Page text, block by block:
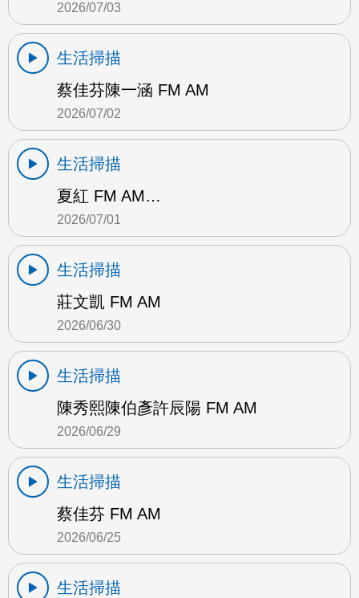
2026/07/03
生活掃描
蔡佳芬陳一涵 FM AM
2026/07/02
生活掃描
夏紅 FM AM…
2026/07/01
生活掃描
莊文凱 FM AM
2026/06/30
生活掃描
陳秀熙陳伯彥許辰陽 FM AM
2026/06/29
生活掃描
蔡佳芬 FM AM
2026/06/25
生活掃描